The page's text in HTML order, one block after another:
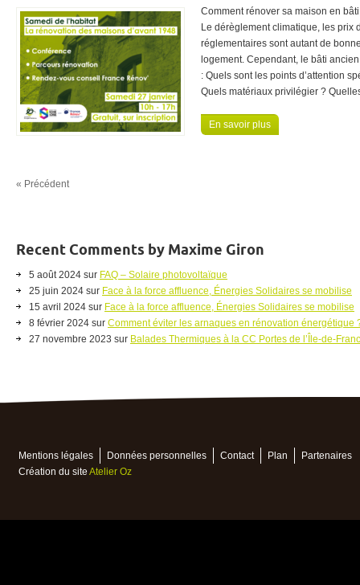
Comment rénover sa maison en
Le dérèglement climatique, les prix
réglementaires sont autant de
logement. Cependant, le bâti
: Quels sont les points d’attention
Quels matériaux privilégier ?
En savoir plus
« Précédent
Recent Comments by Maxime Giron
5 août 2024 sur FAQ – Solaire photovoltaïque
25 juin 2024 sur Face à la force affluence, Énergies Solidaires se mobilise
15 avril 2024 sur Face à la force affluence, Énergies Solidaires se mobilise
8 février 2024 sur Comment éviter les arnaques en rénovation énergétique
27 novembre 2023 sur Balades Thermiques à la CC Portes de l’Île-de-
Mentions légales Données personnelles Contact Plan
Partenaires
Création du site Atelier Oz